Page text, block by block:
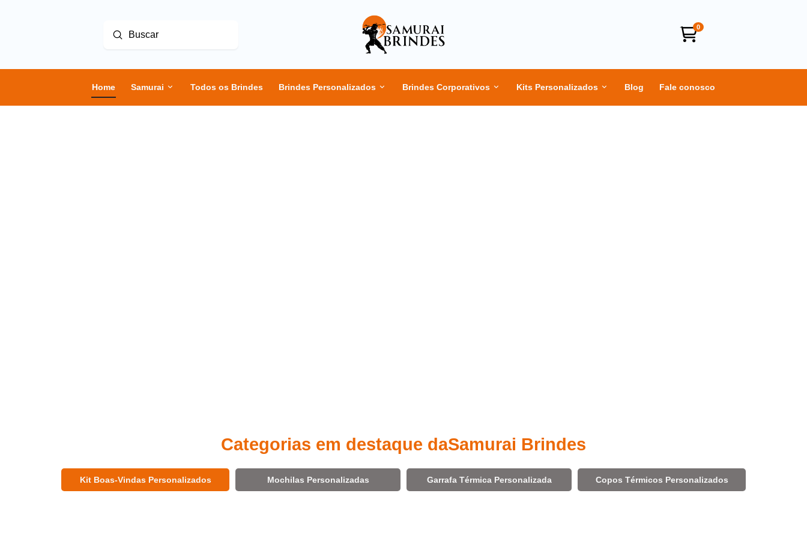
Buscar
Enviar
0
Home Samurai Todos os Brindes Brindes Personalizados Brindes Corporativos Kits Personalizados Blog Fale conosco
Categorias em destaque daSamurai Brindes
Kit Boas-Vindas Personalizados Mochilas Personalizadas Garrafa Térmica Personalizada Copos Térmicos Personalizados